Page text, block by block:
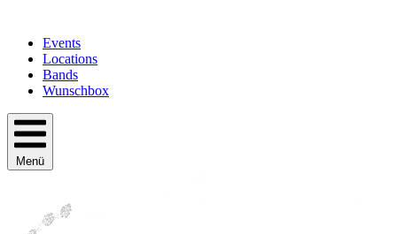
Events
Locations
Bands
Wunschbox
Menü